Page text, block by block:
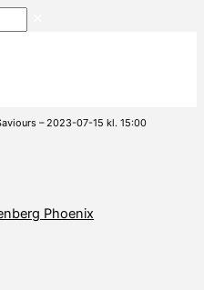
– 2023-07-15 kl. 15:00
Phoenix